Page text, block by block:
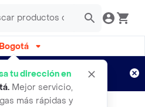
Bogotá
tu dirección en
. Mejor servicio,
más rápidas y
por semanas
Aplican TyC